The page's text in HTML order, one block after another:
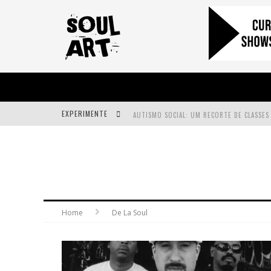
EXPERIMENTE
Home De La Soul